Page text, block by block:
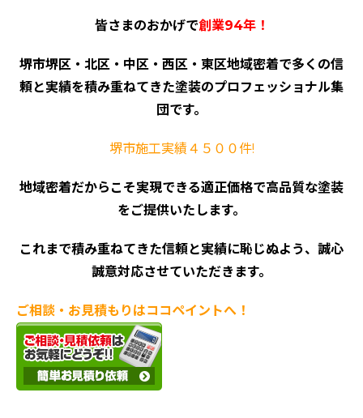
皆さまのおかげで創業94年！
堺市堺区・北区・中区・西区・東区地域密着で多くの信
頼と実績を積み重ねてきた塗装のプロフェッショナル集
団です。
堺市施工実績４５００件!
地域密着だからこそ実現できる適正価格で高品質な塗装
をご提供いたします。
これまで積み重ねてきた信頼と実績に恥じぬよう、誠心
誠意対応させていただきます。
ご相談・お見積もりはココペイントへ！